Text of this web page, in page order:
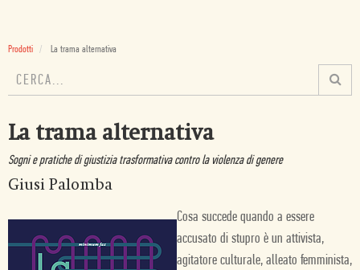
Prodotti La trama alternativa
La trama alternativa
Sogni e pratiche di giustizia trasformativa contro la violenza di genere
Giusi Palomba
Cosa succede quando a essere
accusato di stupro è un attivista,
agitatore culturale, alleato femminista,